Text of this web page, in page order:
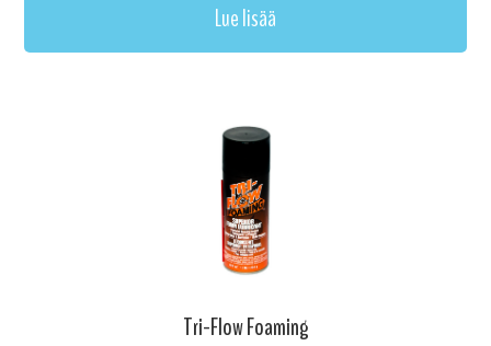
Lue lisää
Tri-Flow Foaming